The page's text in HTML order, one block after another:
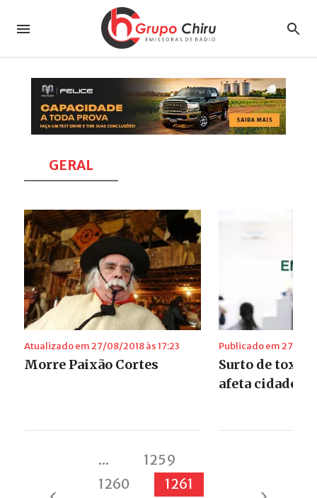
GERAL
Atualizado em 27/08/2018 às 17:23
Morre Paixão Cortes
Publicado em 27/08/
Surto de
afeta cidade do
...
1259
1260
1261